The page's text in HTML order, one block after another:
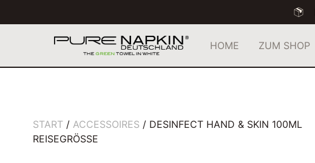
HOME ZUM SHOP
START/ ACCESSOIRES / DESINFECT HAND & SKIN 100ML
REISEGRÖSSE